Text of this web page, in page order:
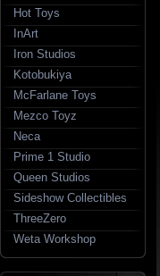
Hot Toys
InArt
Iron Studios
Kotobukiya
McFarlane Toys
Mezco Toyz
Neca
Prime 1 Studio
Queen Studios
Sideshow Collectibles
ThreeZero
Weta Workshop